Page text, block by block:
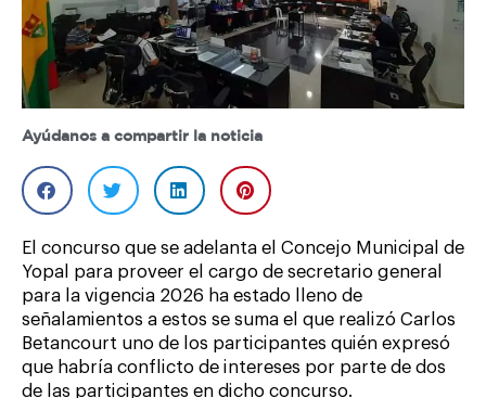
Ayúdanos a compartir la noticia
El concurso que se adelanta el Concejo Municipal de
Yopal para proveer el cargo de secretario general
para la vigencia 2026 ha estado lleno de
señalamientos a estos se suma el que realizó Carlos
Betancourt uno de los participantes quién expresó
que habría conflicto de intereses por parte de dos
de las participantes en dicho concurso.